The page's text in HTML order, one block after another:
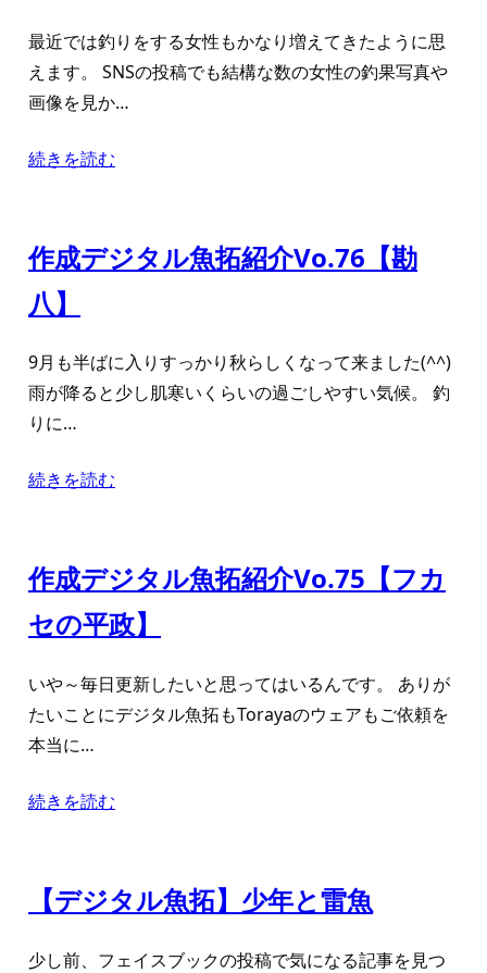
最近では釣りをする女性もかなり増えてきたように思
えます。 SNSの投稿でも結構な数の女性の釣果写真や
画像を見か…
続きを読む
作成デジタル魚拓紹介Vo.76【勘
八】
9月も半ばに入りすっかり秋らしくなって来ました(^^)
雨が降ると少し肌寒いくらいの過ごしやすい気候。 釣
りに…
続きを読む
作成デジタル魚拓紹介Vo.75【フカ
セの平政】
いや～毎日更新したいと思ってはいるんです。 ありが
たいことにデジタル魚拓もTorayaのウェアもご依頼を
本当に…
続きを読む
【デジタル魚拓】少年と雷魚
少し前、フェイスブックの投稿で気になる記事を見つ